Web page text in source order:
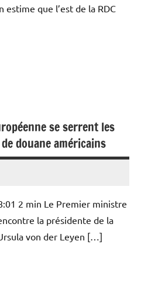
estime que l’est de la RDC
se serrent les
douane américains
2 min Le Premier ministre
la présidente de la
von der Leyen […]